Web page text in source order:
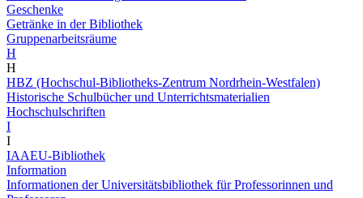
Geschenke
Getränke in der Bibliothek
Gruppenarbeitsräume
H
H
HBZ (Hochschul-Bibliotheks-Zentrum Nordrhein-Westfalen)
Historische Schulbücher und Unterrichtsmaterialien
Hochschulschriften
I
I
IAAEU-Bibliothek
Information
Informationen der Universitätsbibliothek für Professorinnen und